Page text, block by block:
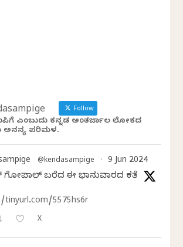
Follow
ಎಂಬುದು ಕನ್ನಡ ಅಂತರ್ಜಾಲ ಲೋಕದ
ಅನನ್ಯ ಪರಿಮಳ.
@kendasampige · 9 Jun 2024
ಬರೆದ ಈ ಭಾನುವಾರದ ಕತೆ
5575hs6r
X